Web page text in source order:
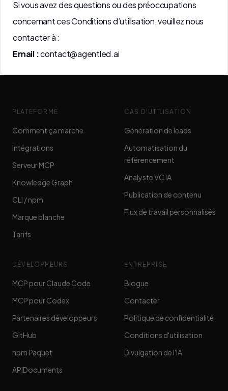
Si vous avez des questions ou des préoccupations
concernant ces Conditions d’utilisation, veuillez nous
contacter à :
Email :contact@agentled.ai
PLATEFORME
Comment ça marche
Intégrations
Serveur MCP
Knowledge Graph
CLI / npm
Marque blanche
Tarifs
CAS D'UTILISATION
Génération de leads
Automatisation du
référencement
Analyste VC IA
Publication de contenu
Flux de travail personnalisés
DÉVELOPPEURS
MCP pour Claude Code
MCP pour Codex
Partenaires développeurs
GitHub
npm Paquet
APIDocuments
ENTREPRISE
Blogue
Contacter
Politique de confidentialité
Conditions d'utilisation
Divulgation de l'IA